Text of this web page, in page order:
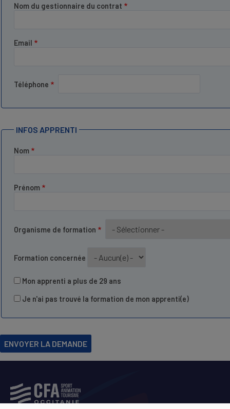
Nom du gestionnaire du contrat
Email
Téléphone
INFOS APPRENTI
Nom
Prénom
Organisme de formation
Formation concernée
Mon apprenti a plus de 29 ans
Je n'ai pas trouvé la formation de mon apprenti(e)